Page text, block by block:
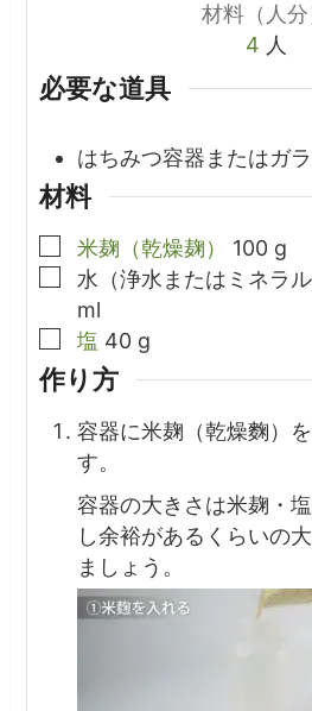
材料（人分
4 人
必要な道具
はちみつ容器またはガ
材料
▢
米麹（乾燥麹） 100 g
▢
水（浄水またはミネラル
ml
▢
塩 40 g
作り方
容器に米麹（乾燥麴）
す。
容器の大きさは米麹・
し余裕があるくらいの
ましょう。